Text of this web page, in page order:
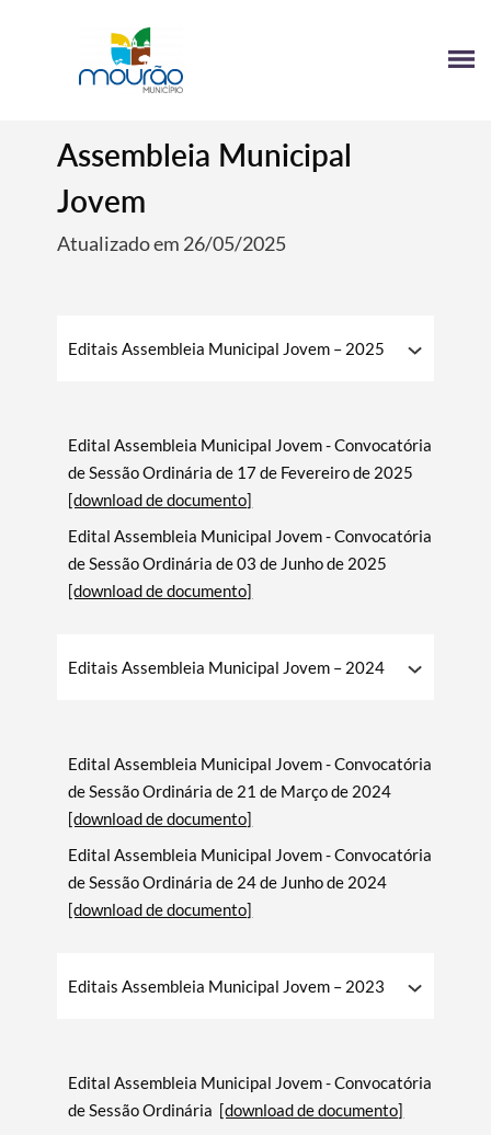
Assembleia Municipal
Jovem
Atualizado em 26/05/2025
Editais Assembleia Municipal Jovem – 2025
Edital Assembleia Municipal Jovem - Convocatória
de Sessão Ordinária de 17 de Fevereiro de 2025
[download de documento]
Edital Assembleia Municipal Jovem - Convocatória
de Sessão Ordinária de 03 de Junho de 2025
[download de documento]
Editais Assembleia Municipal Jovem – 2024
Edital Assembleia Municipal Jovem - Convocatória
de Sessão Ordinária de 21 de Março de 2024
[download de documento]
Edital Assembleia Municipal Jovem - Convocatória
de Sessão Ordinária de 24 de Junho de 2024
[download de documento]
Editais Assembleia Municipal Jovem – 2023
Edital Assembleia Municipal Jovem - Convocatória
de Sessão Ordinária [download de documento]